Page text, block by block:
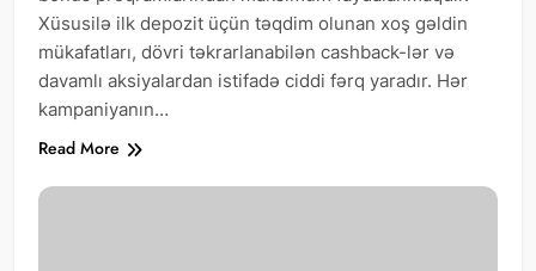
Xüsusilə ilk depozit üçün təqdim olunan xoş gəldin
mükafatları, dövri təkrarlanabilən cashback-lər və
davamlı aksiyalardan istifadə ciddi fərq yaradır. Hər
kampaniyanın…
Read More